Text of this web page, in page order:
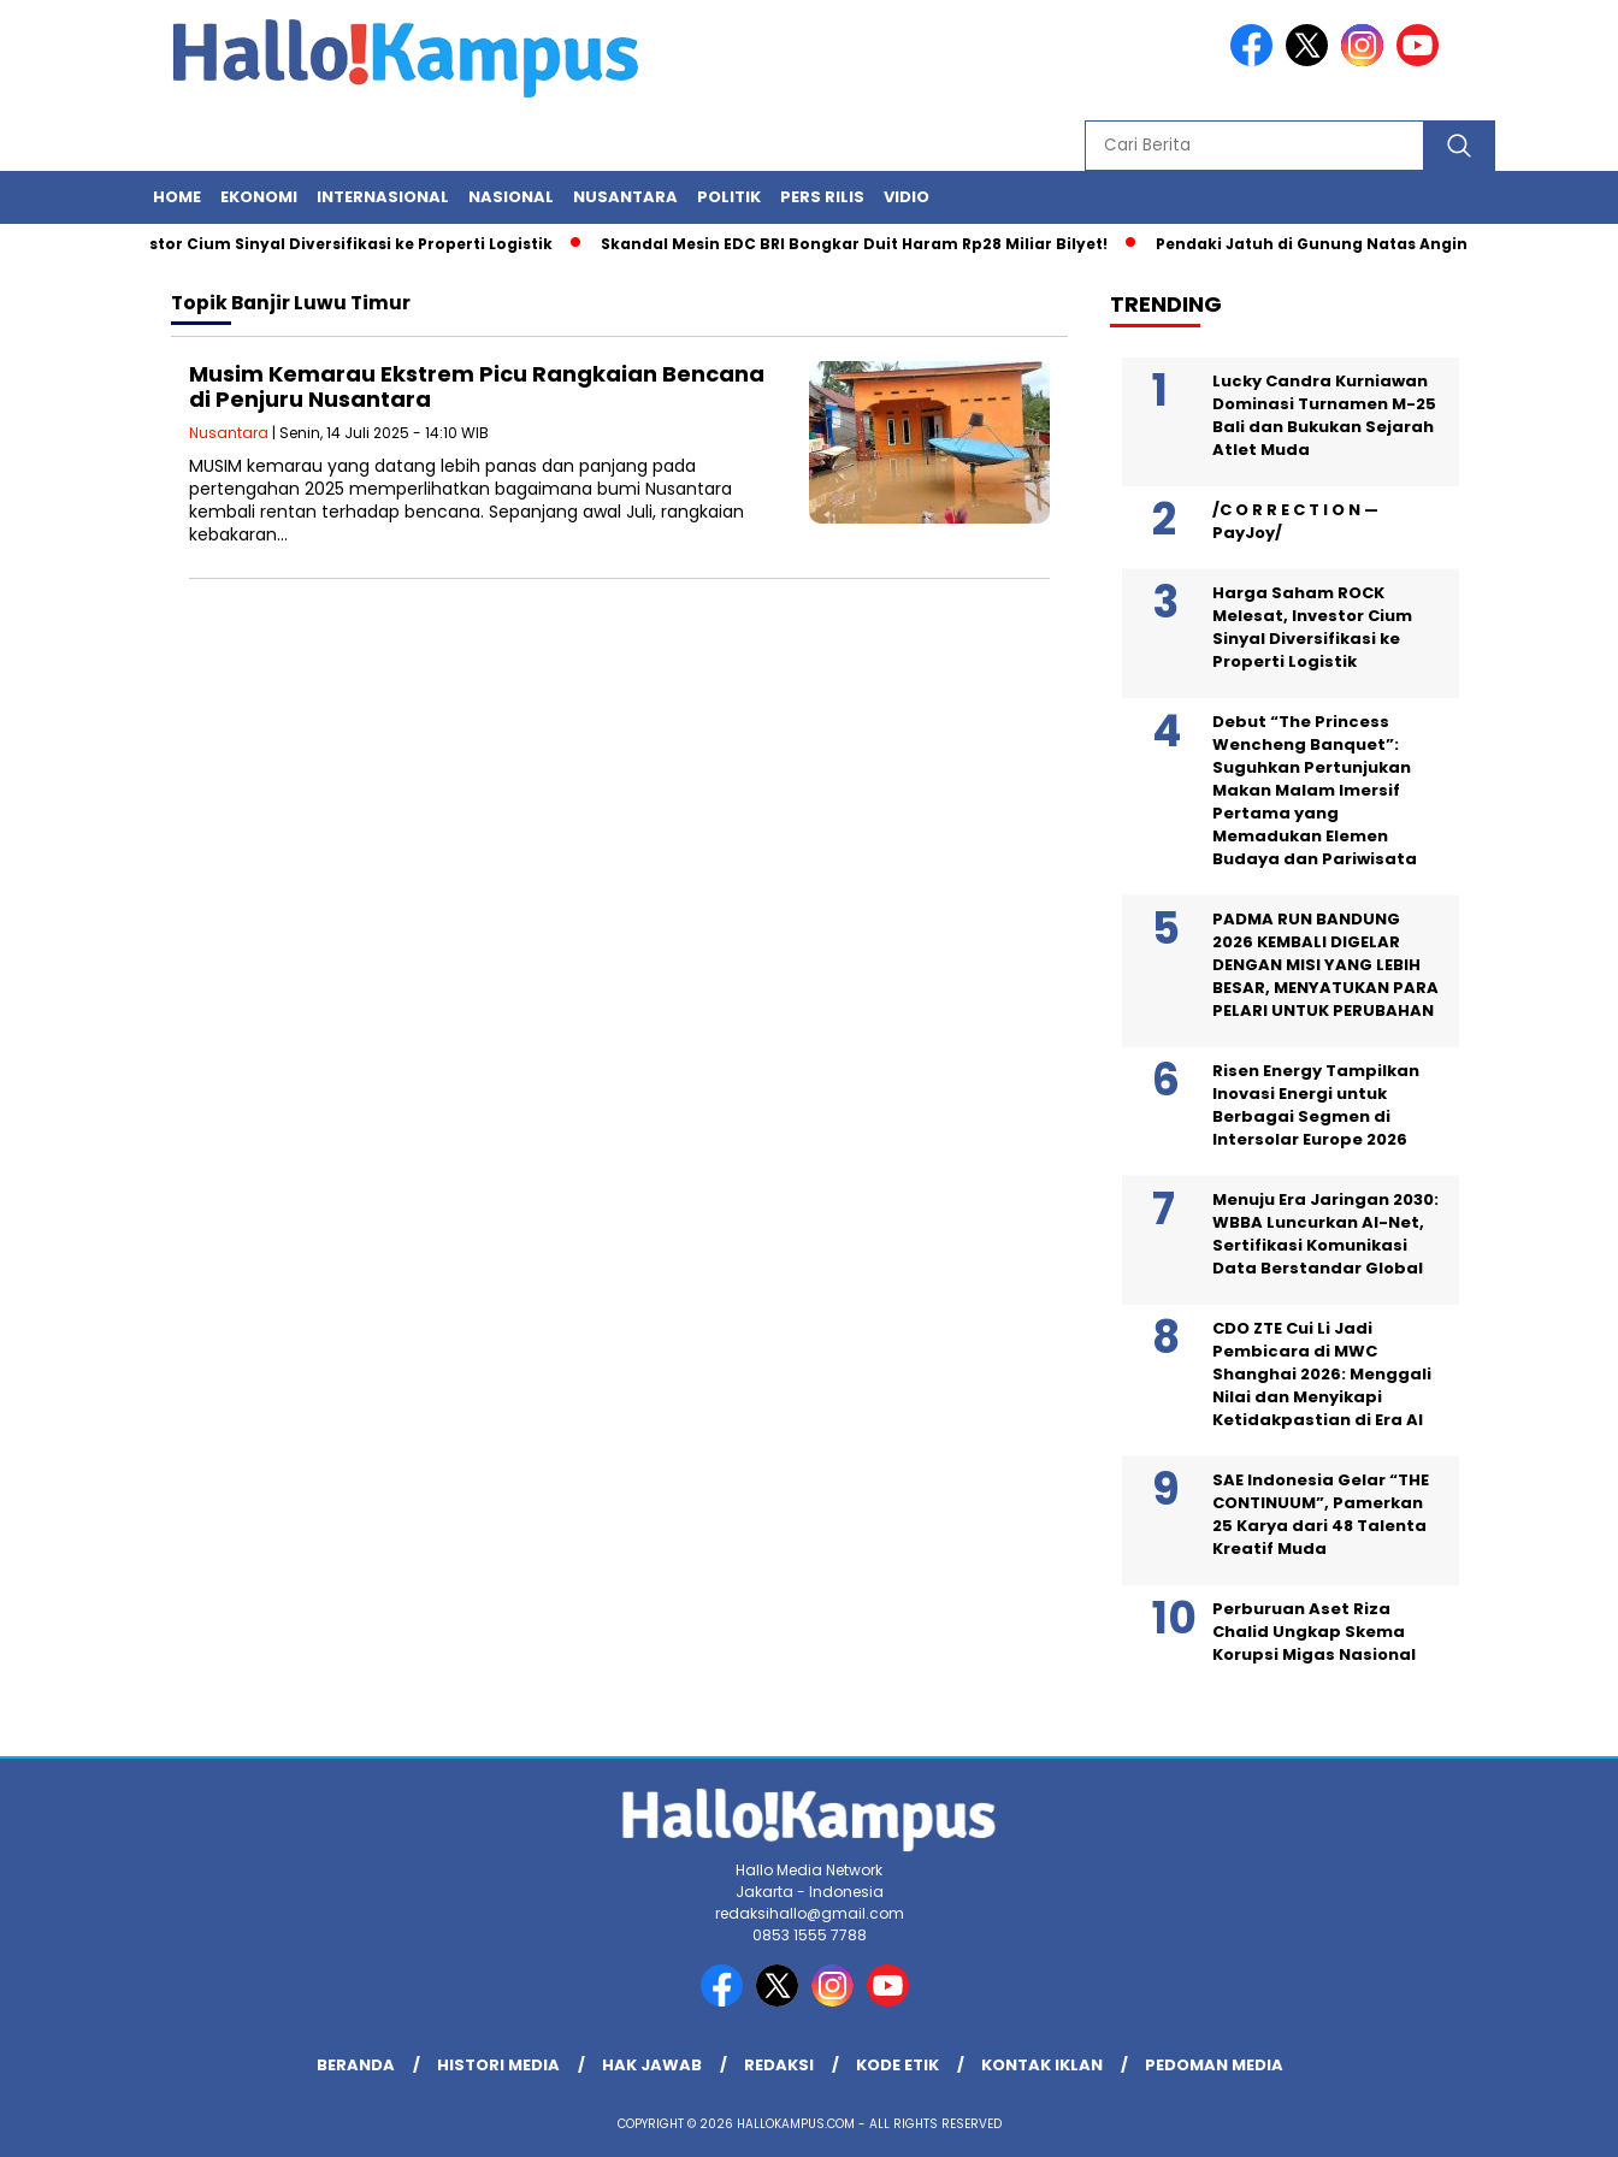
HOME EKONOMI INTERNASIONAL NASIONAL NUSANTARA POLITIK PERS RILIS VIDIO
Melesat, Investor Cium Sinyal Diversifikasi ke Properti Logistik Skandal Mesin EDC BRI Bongkar Duit Haram Rp28 Miliar Bilyet! Pendaki Jatuh di Gunung Natas Angin Saat Turun Lewat
TopikBanjir Luwu Timur
Musim Kemarau Ekstrem Picu Rangkaian Bencana
di Penjuru Nusantara
Nusantara | Senin, 14 Juli 2025 - 14:10 WIB
MUSIM kemarau yang datang lebih panas dan panjang pada
pertengahan 2025 memperlihatkan bagaimana bumi Nusantara
kembali rentan terhadap bencana. Sepanjang awal Juli, rangkaian
kebakaran…
TRENDING
Lucky Candra Kurniawan
Dominasi Turnamen M-25
Bali dan Bukukan Sejarah
Atlet Muda
/C O R R E C T I O N —
PayJoy/
Harga Saham ROCK
Melesat, Investor Cium
Sinyal Diversifikasi ke
Properti Logistik
Debut “The Princess
Wencheng Banquet”:
Suguhkan Pertunjukan
Makan Malam Imersif
Pertama yang
Memadukan Elemen
Budaya dan Pariwisata
PADMA RUN BANDUNG
2026 KEMBALI DIGELAR
DENGAN MISI YANG LEBIH
BESAR, MENYATUKAN PARA
PELARI UNTUK PERUBAHAN
Risen Energy Tampilkan
Inovasi Energi untuk
Berbagai Segmen di
Intersolar Europe 2026
Menuju Era Jaringan 2030:
WBBA Luncurkan AI-Net,
Sertifikasi Komunikasi
Data Berstandar Global
CDO ZTE Cui Li Jadi
Pembicara di MWC
Shanghai 2026: Menggali
Nilai dan Menyikapi
Ketidakpastian di Era AI
SAE Indonesia Gelar “THE
CONTINUUM”, Pamerkan
25 Karya dari 48 Talenta
Kreatif Muda
Perburuan Aset Riza
Chalid Ungkap Skema
Korupsi Migas Nasional
Hallo Media Network
Jakarta - Indonesia
redaksihallo@gmail.com
0853 1555 7788
BERANDA HISTORI MEDIA HAK JAWAB REDAKSI KODE ETIK KONTAK IKLAN PEDOMAN MEDIA
COPYRIGHT © 2026 HALLOKAMPUS.COM - ALL RIGHTS RESERVED